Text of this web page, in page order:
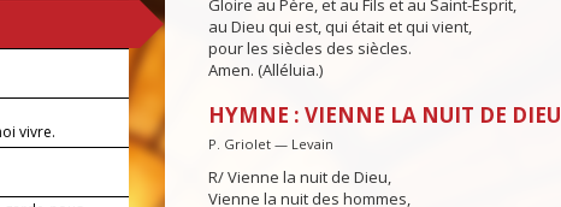
vivre.
Gloire au Père, et au Fils et au Saint-Esprit,
au Dieu qui est, qui était et qui vient,
pour les siècles des siècles.
Amen. (Alléluia.)
HYMNE : VIENNE LA NUIT DE DIEU
P. Griolet — Levain
R/ Vienne la nuit de Dieu,
Vienne la nuit des hommes,